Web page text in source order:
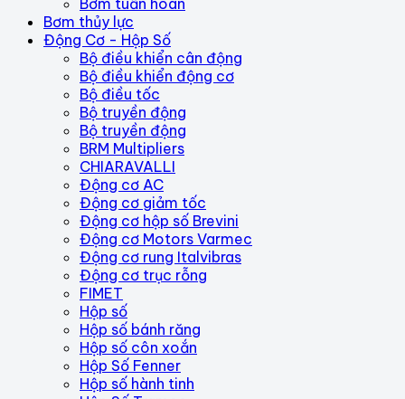
Bơm thủy lực
Động Cơ - Hộp Số
Bộ điều khiển cân động
Bộ điều khiển động cơ
Bộ điều tốc
Bộ truyền động
Bộ truyền động
BRM Multipliers
CHIARAVALLI
Động cơ AC
Động cơ giảm tốc
Động cơ hộp số Brevini
Động cơ Motors Varmec
Động cơ rung Italvibras
Động cơ trục rỗng
FIMET
Hộp số
Hộp số bánh răng
Hộp số côn xoắn
Hộp Số Fenner
Hộp số hành tinh